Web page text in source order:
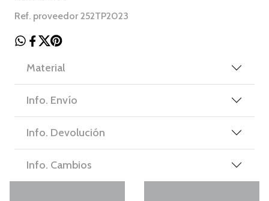
Ref. proveedor 252TP2023
Material
Info. Envío
Info. Devolución
Info. Cambios